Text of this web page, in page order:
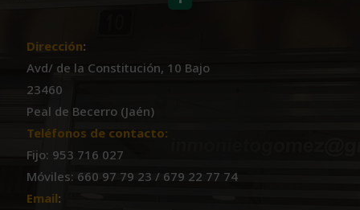
Dirección:
Avd/ de la Constitución, 10 Bajo
23460
Peal de Becerro (Jaén)
Teléfonos de contacto:
Fijo: 953 716 027
Móviles: 660 97 79 23 / 679 22 77 74
Email: